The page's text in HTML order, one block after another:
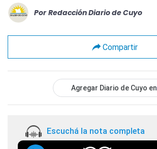
Por Redacción Diario de Cuyo
Compartir
Agregar Diario de Cuyo en
Escuchá la nota completa